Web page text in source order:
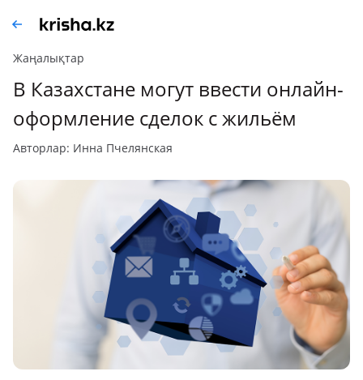
Жаңалықтар
В Казахстане могут ввести онлайн-
оформление сделок с жильём
авторлар: Инна Пчелянская